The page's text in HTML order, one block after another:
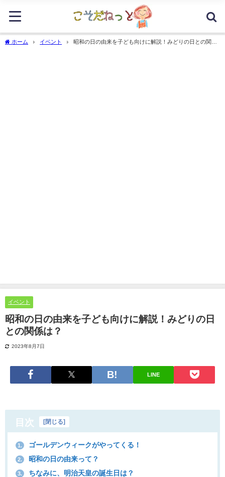
ホーム イベント
昭和の日の由来を子ども向けに解説！みどりの日との関係
イベント
昭和の日の由来を子ども向けに解説！みどりの日
との関係は？
2023年8月7日
LINE
目次 [閉じる]
1. ゴールデンウィークがやってくる！
2. 昭和の日の由来って？
3. ちなみに、明治天皇の誕生日は？